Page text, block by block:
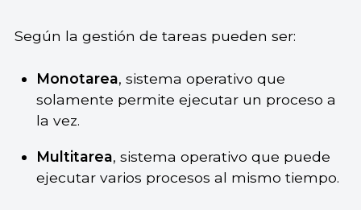
Según la gestión de tareas pueden ser:
Monotarea, sistema operativo que
solamente permite ejecutar un proceso a
la vez.
Multitarea, sistema operativo que puede
ejecutar varios procesos al mismo tiempo.